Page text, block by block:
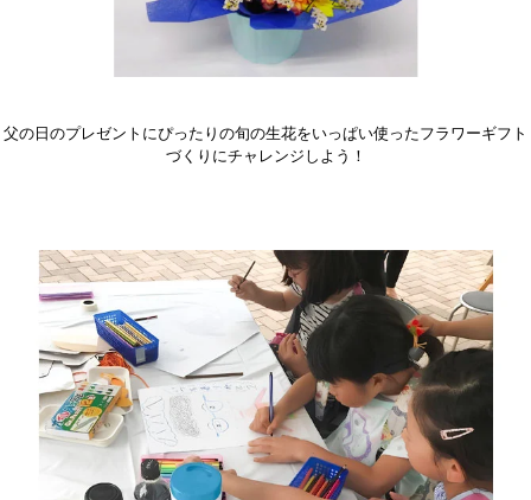
父の日のプレゼントにぴったりの旬の生花をいっぱい使ったフラワーギフト
づくりにチャレンジしよう！